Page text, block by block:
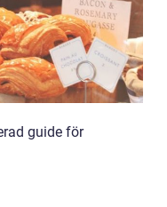
guide för